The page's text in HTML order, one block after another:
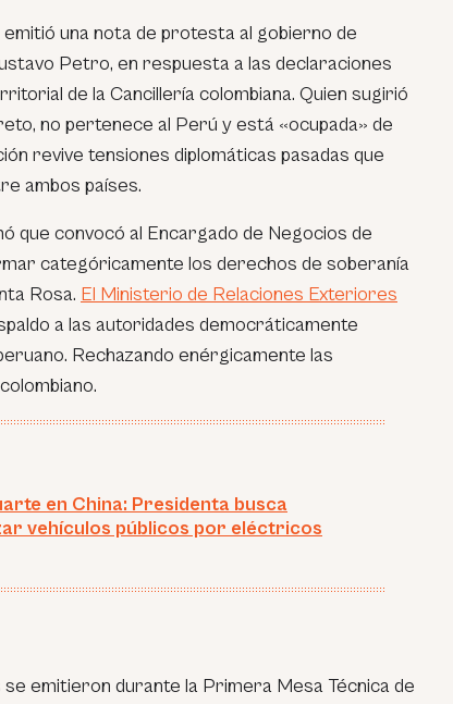
una nota de protesta al gobierno de
Petro, en respuesta a las declaraciones
de la Cancillería colombiana. Quien sugirió
no pertenece al Perú y está «ocupada» de
revive tensiones diplomáticas pasadas que
ambos países.
que convocó al Encargado de Negocios de
categóricamente los derechos de soberanía
Rosa. El Ministerio de Relaciones Exteriores
a las autoridades democráticamente
Rechazando enérgicamente las
en China: Presidenta busca
vehículos públicos por eléctricos
emitieron durante la Primera Mesa Técnica de